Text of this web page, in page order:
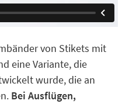
von Stikets mit
eine Variante, die
wurde, die an
Bei Ausflügen,